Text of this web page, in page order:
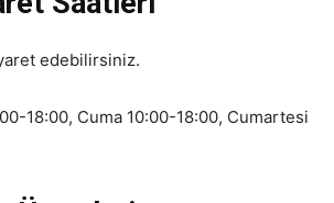
edebilirsiniz.
18:00, Cuma 10:00-18:00, Cumartesi